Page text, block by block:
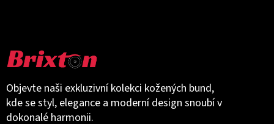
Objevte naši exkluzivní kolekci kožených bund,
kde se styl, elegance a moderní design snoubí v
dokonalé harmonii.